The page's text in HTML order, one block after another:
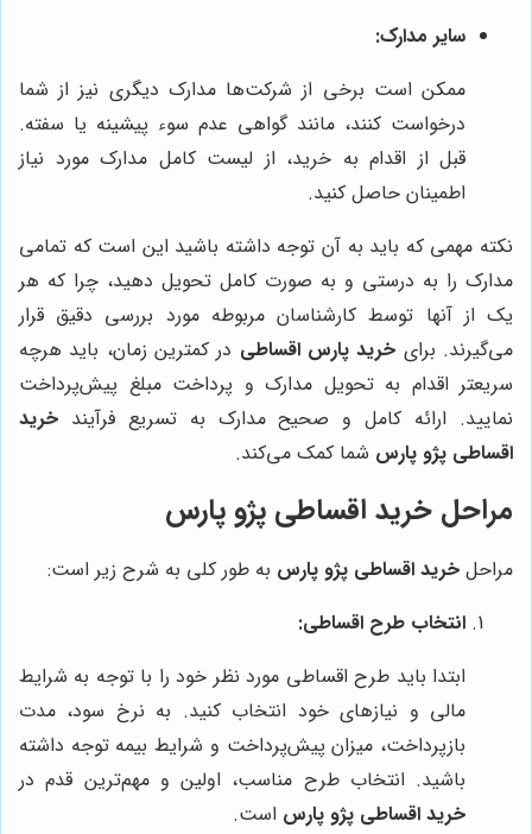
سایر مدارک:
ممکن است برخی از شرکت‌ها مدارک دیگری نیز از شما
درخواست کنند، مانند گواهی عدم سوء پیشینه یا سفته.
قبل از اقدام به خرید، از لیست کامل مدارک مورد نیاز
اطمینان حاصل کنید.
نکته مهمی که باید به آن توجه داشته باشید این است که تمامی
مدارک را به درستی و به صورت کامل تحویل دهید، چرا که هر
یک از آنها توسط کارشناسان مربوطه مورد بررسی دقیق قرار
می‌گیرند. برای خرید پارس اقساطی در کمترین زمان، باید هرچه
سریعتر اقدام به تحویل مدارک و پرداخت مبلغ پیش‌پرداخت
نمایید. ارائه کامل و صحیح مدارک به تسریع فرآیند خرید
اقساطی پژو پارس شما کمک می‌کند.
مراحل خرید اقساطی پژو پارس
مراحل خرید اقساطی پژو پارس به طور کلی به شرح زیر است:
انتخاب طرح اقساطی:
ابتدا باید طرح اقساطی مورد نظر خود را با توجه به شرایط
مالی و نیازهای خود انتخاب کنید. به نرخ سود، مدت
بازپرداخت، میزان پیش‌پرداخت و شرایط بیمه توجه داشته
باشید. انتخاب طرح مناسب، اولین و مهم‌ترین قدم در
خرید اقساطی پژو پارس است.